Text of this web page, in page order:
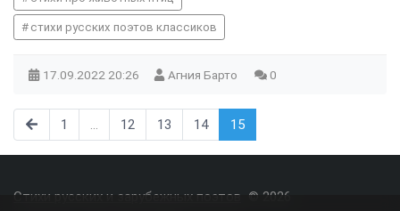
стихи русских поэтов классиков
17.09.2022 20:26 Агния Барто 0
1 ... 12 13 14 15
Стихи русских и зарубежных поэтов © 2026